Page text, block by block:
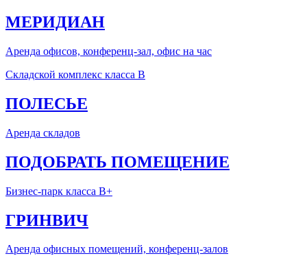
МЕРИДИАН
Аренда офисов, конференц-зал, офис на час
Складской комплекс класса B
ПОЛЕСЬЕ
Аренда складов
ПОДОБРАТЬ ПОМЕЩЕНИЕ
Бизнес-парк класса В+
ГРИНВИЧ
Аренда офисных помещений, конференц-залов